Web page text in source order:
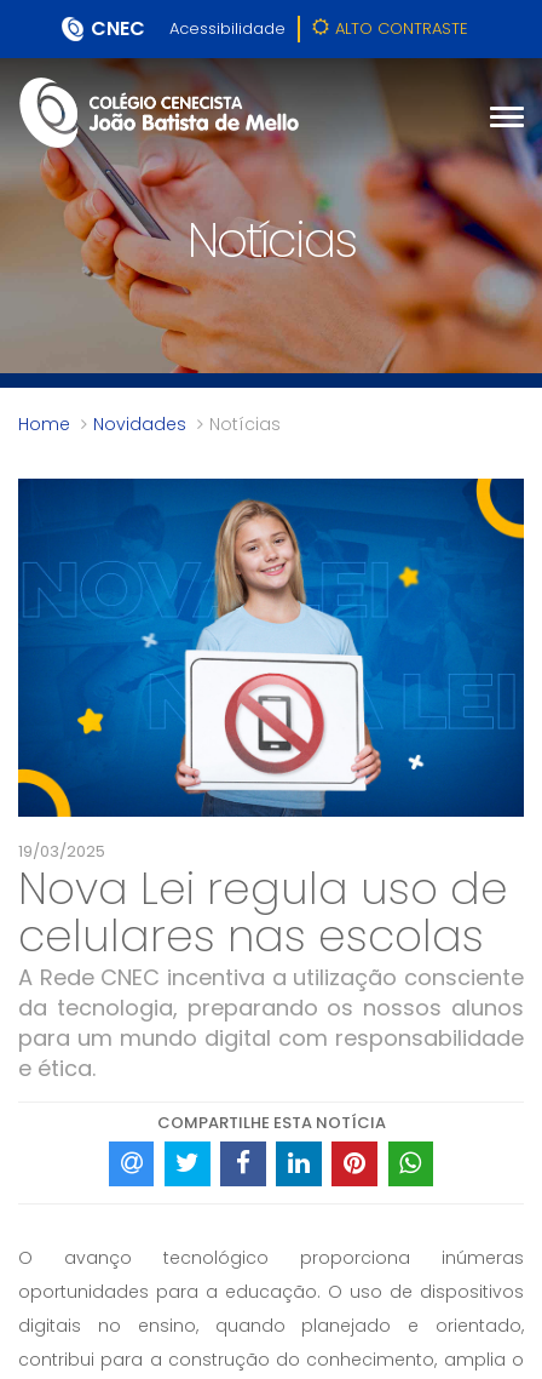
CNEC Acessibilidade ALTO CONTRASTE
Notícias
Home Novidades Notícias
19/03/2025
Nova Lei regula uso de
celulares nas escolas
A Rede CNEC incentiva a utilização consciente
da tecnologia, preparando os nossos alunos
para um mundo digital com responsabilidade
e ética.
COMPARTILHE ESTA NOTÍCIA
O avanço tecnológico proporciona inúmeras
oportunidades para a educação. O uso de dispositivos
digitais no ensino, quando planejado e orientado,
contribui para a construção do conhecimento, amplia o